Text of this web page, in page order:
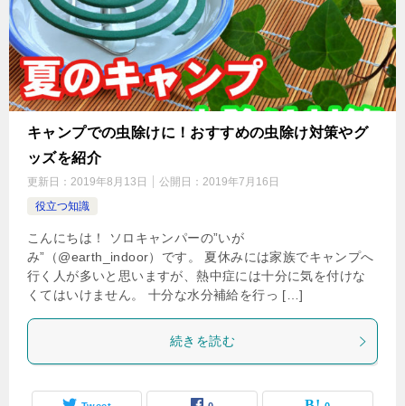
キャンプでの虫除けに！おすすめの虫除け対策やグ
ッズを紹介
更新日： 2019年8月13日 公開日： 2019年7月16日
役立つ知識
こんにちは！ ソロキャンパーの”いが
み”（@earth_indoor）です。 夏休みには家族でキャンプへ
行く人が多いと思いますが、熱中症には十分に気を付けな
くてはいけません。 十分な水分補給を行っ […]
続きを読む